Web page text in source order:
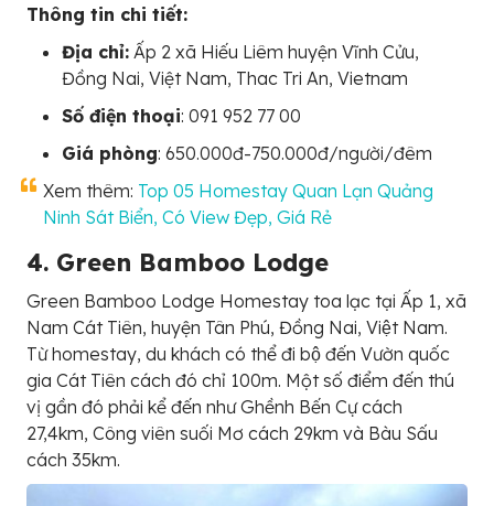
Thông tin chi tiết:
Địa chỉ: Ấp 2 xã Hiếu Liêm huyện Vĩnh Cửu,
Đồng Nai, Việt Nam, Thac Tri An, Vietnam
Số điện thoại: 091 952 77 00
Giá phòng: 650.000đ-750.000đ/người/đêm
Xem thêm: Top 05 Homestay Quan Lạn Quảng
Ninh Sát Biển, Có View Đẹp, Giá Rẻ
4. Green Bamboo Lodge
Green Bamboo Lodge Homestay toa lạc tại Ấp 1, xã
Nam Cát Tiên, huyện Tân Phú, Đồng Nai, Việt Nam.
Từ homestay, du khách có thể đi bộ đến Vườn quốc
gia Cát Tiên cách đó chỉ 100m. Một số điểm đến thú
vị gần đó phải kể đến như Ghềnh Bến Cự cách
27,4km, Công viên suối Mơ cách 29km và Bàu Sấu
cách 35km.